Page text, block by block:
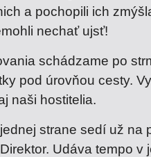
a pochopili ich
nechať ujsť!
schádzame po
pod úrovňou cesty.
naši hostitelia.
strane sedí už na
Udáva tempo v